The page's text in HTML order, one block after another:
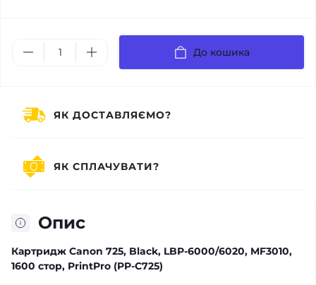
До кошика
Опис
Картридж Canon 725, Black, LBP-6000/6020, MF3010,
1600 стор, PrintPro (PP-C725)
ЯК ДОСТАВЛЯЄМО?
ЯК СПЛАЧУВАТИ?